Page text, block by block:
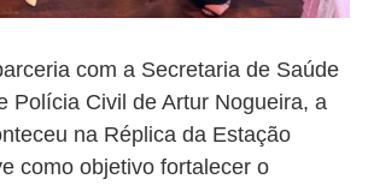
com a Secretaria de Saúde
Polícia Civil de Artur Nogueira, a
na Réplica da Estação
como objetivo fortalecer o